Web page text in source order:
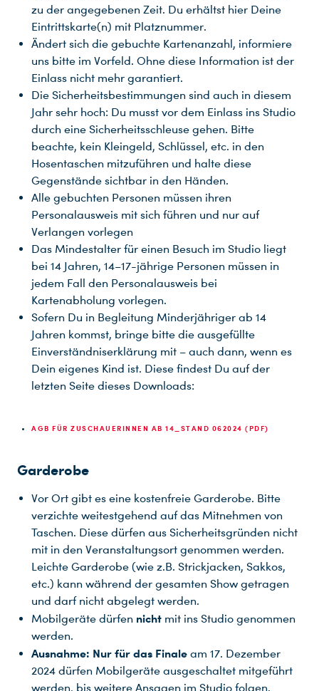
zu der angegebenen Zeit. Du erhältst hier Deine
Eintrittskarte(n) mit Platznummer.
Ändert sich die gebuchte Kartenanzahl, informiere
uns bitte im Vorfeld. Ohne diese Information ist der
Einlass nicht mehr garantiert.
Die Sicherheitsbestimmungen sind auch in diesem
Jahr sehr hoch: Du musst vor dem Einlass ins Studio
durch eine Sicherheitsschleuse gehen. Bitte
beachte, kein Kleingeld, Schlüssel, etc. in den
Hosentaschen mitzuführen und halte diese
Gegenstände sichtbar in den Händen.
Alle gebuchten Personen müssen ihren
Personalausweis mit sich führen und nur auf
Verlangen vorlegen
Das Mindestalter für einen Besuch im Studio liegt
bei 14 Jahren, 14–17-jährige Personen müssen in
jedem Fall den Personalausweis bei
Kartenabholung vorlegen.
Sofern Du in Begleitung Minderjähriger ab 14
Jahren kommst, bringe bitte die ausgefüllte
Einverständniserklärung mit – auch dann, wenn es
Dein eigenes Kind ist. Diese findest Du auf der
letzten Seite dieses Downloads:
AGB FÜR ZUSCHAUERINNEN AB 14_STAND 062024 (PDF)
Garderobe
Vor Ort gibt es eine kostenfreie Garderobe. Bitte
verzichte weitestgehend auf das Mitnehmen von
Taschen. Diese dürfen aus Sicherheitsgründen nicht
mit in den Veranstaltungsort genommen werden.
Leichte Garderobe (wie z.B. Strickjacken, Sakkos,
etc.) kann während der gesamten Show getragen
und darf nicht abgelegt werden.
Mobilgeräte dürfen nicht mit ins Studio genommen
werden.
Ausnahme: Nur für das Finale am 17. Dezember
2024 dürfen Mobilgeräte ausgeschaltet mitgeführt
werden, bis weitere Ansagen im Studio folgen.